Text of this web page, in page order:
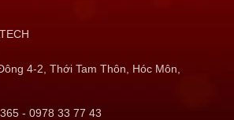
4-2, Thới Tam Thôn, Hóc Môn,
- 0978 33 77 43